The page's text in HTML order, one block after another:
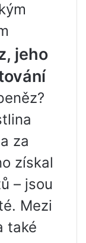
jeho
za
získal
– jsou
Mezi
také